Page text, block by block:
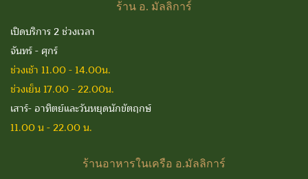
ร้าน อ. มัลลิการ์
เปิดบริการ 2 ช่วงเวลา
จันทร์ - ศุกร์
ช่วงเช้า 11.00 - 14.00น.
ช่วงเย็น 17.00 - 22.00น.
เสาร์- อาทิตย์และวันหยุดนักขัตฤกษ์
11.00 น - 22.00 น.
ร้านอาหารในเครือ อ.มัลลิการ์